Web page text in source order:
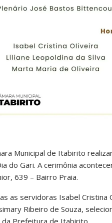
Municipal de Itabirito
do Gari. A cerimônia
639 – Bairro Praia.
as servidoras Isabel Cristina
Ribeiro de Souza,
da Prefeitura de Itabirito.